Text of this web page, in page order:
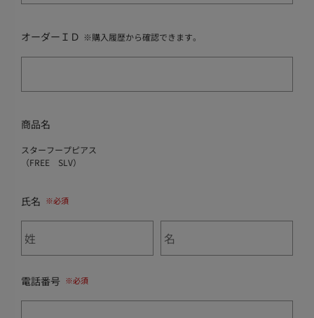
オーダーＩＤ ※購入履歴から確認できます。
商品名
スターフープピアス
（FREE SLV）
氏名
電話番号